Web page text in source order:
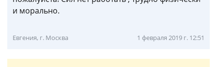
и морально.
Евгения, г. Москва 1 февраля 2019 г. 12:51